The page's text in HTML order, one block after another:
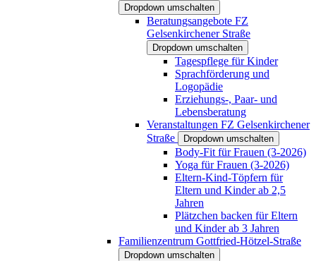
Dropdown umschalten
Beratungsangebote FZ
Gelsenkirchener Straße
Dropdown umschalten
Tagespflege für Kinder
Sprachförderung und
Logopädie
Erziehungs-, Paar- und
Lebensberatung
Veranstaltungen FZ Gelsenkirchener
Straße
Dropdown umschalten
Body-Fit für Frauen (3-2026)
Yoga für Frauen (3-2026)
Eltern-Kind-Töpfern für
Eltern und Kinder ab 2,5
Jahren
Plätzchen backen für Eltern
und Kinder ab 3 Jahren
Familienzentrum Gottfried-Hötzel-Straße
Dropdown umschalten